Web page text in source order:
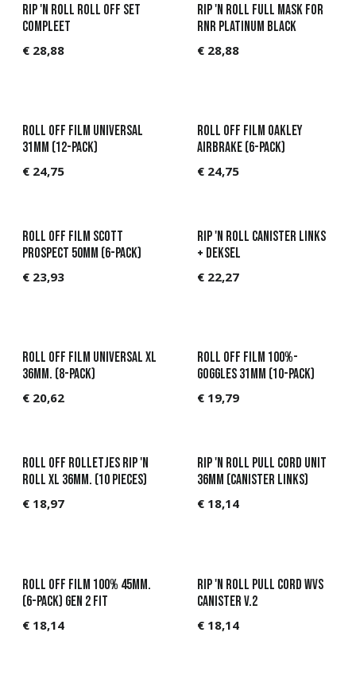
Rip 'N Roll Roll off set
compleet
€ 28,88
Rip 'n Roll Full mask for
RNR Platinum Black
€ 28,88
Roll off Film universal
31mm (12-pack)
€ 24,75
Roll off Film Oakley
Airbrake (6-pack)
€ 24,75
Roll off Film Scott
Prospect 50mm (6-pack)
€ 23,93
Rip 'n roll canister links
+ deksel
€ 22,27
Roll off Film universal XL
36mm. (8-pack)
€ 20,62
Roll off Film 100%-
goggles 31mm (10-Pack)
€ 19,79
Roll off rolletjes Rip 'N
Roll XL 36mm. (10 pieces)
€ 18,97
Rip 'n Roll Pull Cord Unit
36mm (Canister links)
€ 18,14
Roll off Film 100% 45mm.
(6-Pack) GEN 2 fit
€ 18,14
Rip 'n Roll Pull Cord WVS
canister V.2
€ 18,14